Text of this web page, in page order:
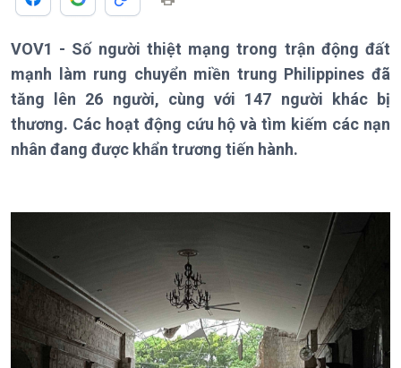
Giới thiệu
Thời sự 12h
Thời sự 18h
Thời sự 21h30
Bản tin
Chuyên mục
Chính trị
Thế giới
VOV1 - Số người thiệt mạng trong trận động đất
mạnh làm rung chuyển miền trung Philippines đã
tăng lên 26 người, cùng với 147 người khác bị
thương. Các hoạt động cứu hộ và tìm kiếm các nạn
nhân đang được khẩn trương tiến hành.